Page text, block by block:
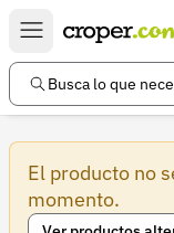
Busca lo que
El producto no
momento.
Enlaces de interés
Preguntas frecuentes
Ayuda
Información legal